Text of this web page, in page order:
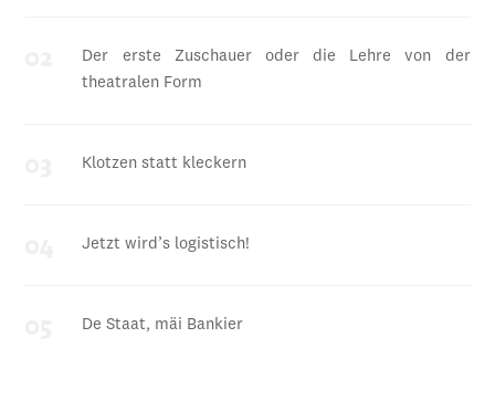
Der erste Zuschauer oder die Lehre von der
theatralen Form
Klotzen statt kleckern
Jetzt wird’s logistisch!
De Staat, mäi Bankier